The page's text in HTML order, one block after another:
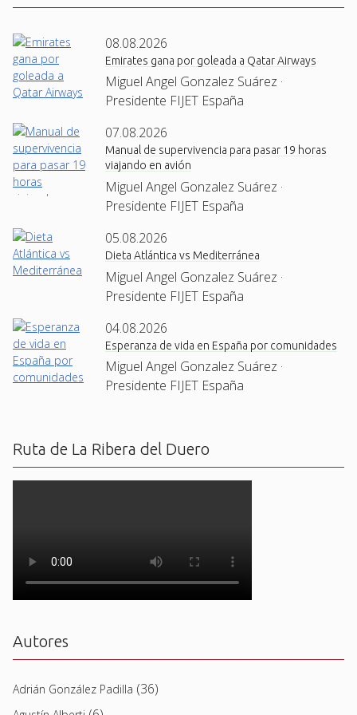
08.08.2026
Emirates gana por goleada a Qatar Airways
Miguel Angel Gonzalez Suárez ·
Presidente FIJET España
07.08.2026
Manual de supervivencia para pasar 19 horas
viajando en avión
Miguel Angel Gonzalez Suárez ·
Presidente FIJET España
05.08.2026
Dieta Atlántica vs Mediterránea
Miguel Angel Gonzalez Suárez ·
Presidente FIJET España
04.08.2026
Esperanza de vida en España por comunidades
Miguel Angel Gonzalez Suárez ·
Presidente FIJET España
Ruta de La Ribera del Duero
Autores
Adrián González Padilla (36)